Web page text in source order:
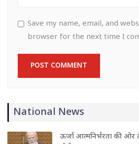
Save my name, email, and
browser for the next time I
National News
ऊर्जा आत्मनिर्भरता की